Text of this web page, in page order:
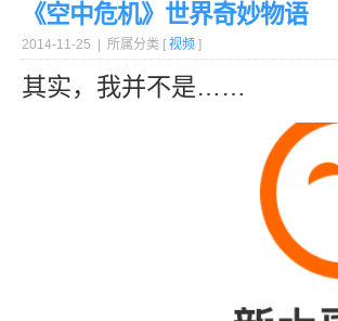
《空中危机》世界奇妙物语
2014-11-25 | 所属分类 [ 视频 ]
其实，我并不是……